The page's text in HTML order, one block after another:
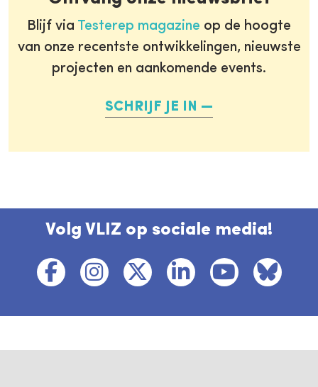
Blijf via Testerep magazine op de hoogte
van onze recentste ontwikkelingen, nieuwste
projecten en aankomende events.
SCHRIJF JE IN
Volg VLIZ op sociale media!